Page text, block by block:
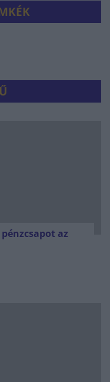
az